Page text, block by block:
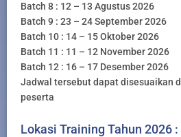
Batch 8 : 12 – 13 Agustus 2026
Batch 9 : 23 – 24 September 2026
Batch 10 : 14 – 15 Oktober 2026
Batch 11 : 11 – 12 November 2026
Batch 12 : 16 – 17 Desember 2026
Jadwal tersebut dapat disesuaikan
peserta
Lokasi Training Tahun 2026 :